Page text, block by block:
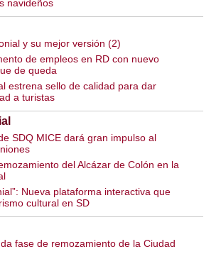
navideños
y su mejor versión (2)
de empleos en RD con nuevo
de queda
estrena sello de calidad para dar
a turistas
SDQ MICE dará gran impulso al
del Alcázar de Colón en la
Nueva plataforma interactiva que
cultural en SD
fase de remozamiento de la Ciudad